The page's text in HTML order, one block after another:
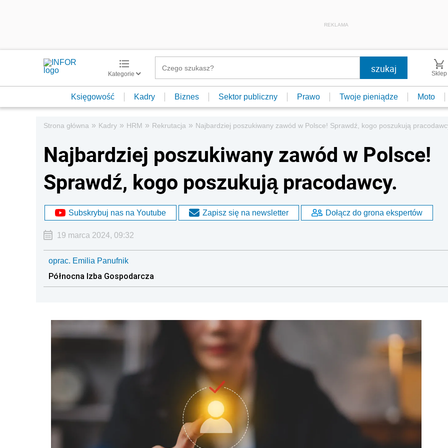
REKLAMA
Kategorie Sklep
Księgowość Kadry Biznes Sektor publiczny Prawo Twoje pieniądze Moto
Strona główna » Kadry » HRM » Rekrutacja » Najbardziej poszukiwany zawód w Polsce! Sprawdź, kogo poszukują
Najbardziej poszukiwany zawód w Polsce!
Sprawdź, kogo poszukują pracodawcy.
Subskrybuj nas na Youtube Zapisz się na newsletter Dołącz do grona ekspertów
19 marca 2024, 09:32
oprac. Emilia Panufnik
Północna Izba Gospodarcza